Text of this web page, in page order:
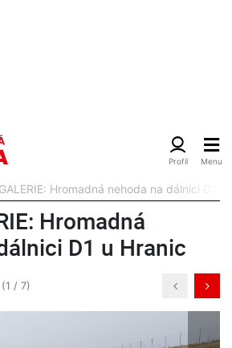
Hromadná nehoda na dálnici D1 u
Hromadná
D1 u Hranic
(1 / 7)